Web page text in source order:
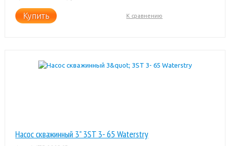
Купить К сравнению
Насос скважинный 3" 3ST 3- 65 Waterstry